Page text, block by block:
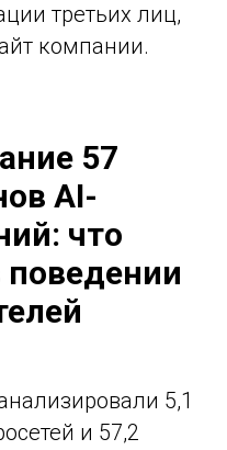
третьих лиц,
компании.
57
AI-
что
5,1
и 57,2